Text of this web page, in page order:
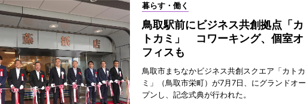
暮らす・働く
鳥取駅前にビジネス共創拠点「カ
トカミ」 コワーキング、個室オ
フィスも
鳥取市まちなかビジネス共創スクエア「カトカ
ミ」（鳥取市栄町）が7月7日、にグランドオー
プンし、記念式典が行われた。